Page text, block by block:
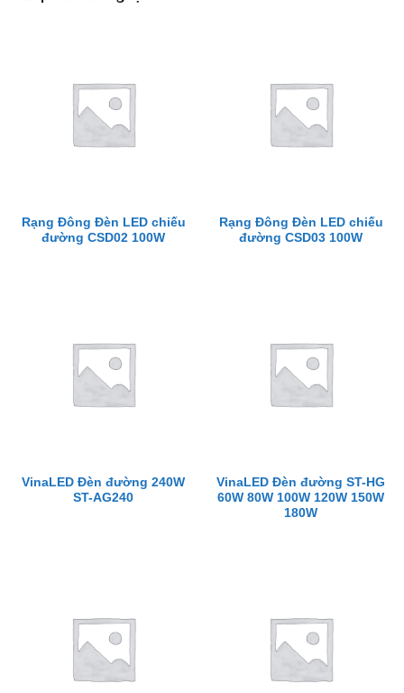
Rạng Đông Đèn LED chiếu
đường CSD02 100W
Rạng Đông Đèn LED chiếu
đường CSD03 100W
VinaLED Đèn đường 240W
ST-AG240
VinaLED Đèn đường ST-HG
60W 80W 100W 120W 150W
180W